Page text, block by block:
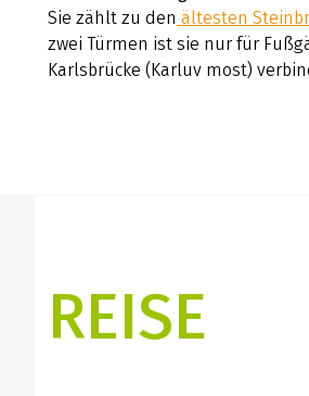
Sie zählt zu den ältesten
zwei Türmen ist sie nur für
Karlsbrücke (Karluv most)
REISE